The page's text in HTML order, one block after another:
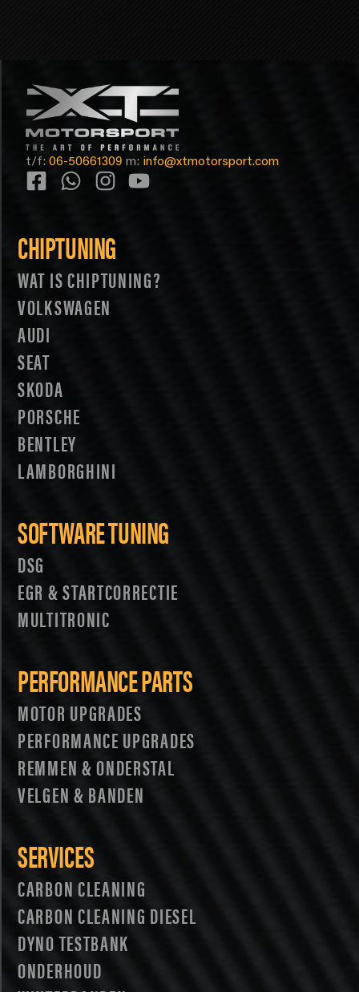
t/f: 06-50661309 m: info@xtmotorsport.com
CHIPTUNING
WAT IS CHIPTUNING?
VOLKSWAGEN
AUDI
SEAT
SKODA
PORSCHE
BENTLEY
LAMBORGHINI
SOFTWARE TUNING
DSG
EGR & STARTCORRECTIE
MULTITRONIC
PERFORMANCE PARTS
MOTOR UPGRADES
PERFORMANCE UPGRADES
REMMEN & ONDERSTAL
VELGEN & BANDEN
SERVICES
CARBON CLEANING
CARBON CLEANING DIESEL
DYNO TESTBANK
ONDERHOUD